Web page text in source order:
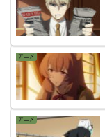
アニメ
アニメ